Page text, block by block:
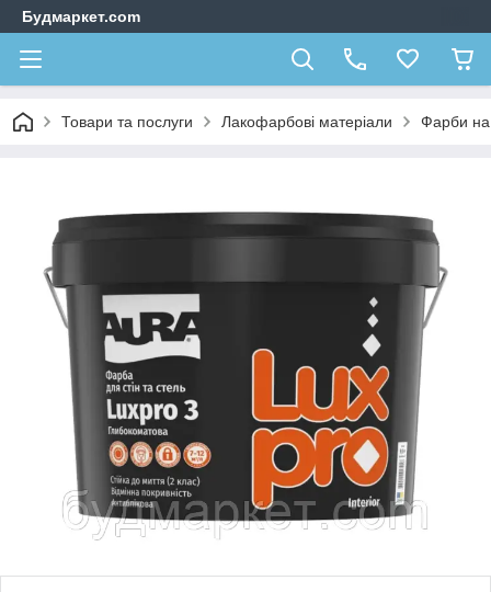
Будмаркет.com
Товари та послуги Лакофарбові матеріали Фарби на